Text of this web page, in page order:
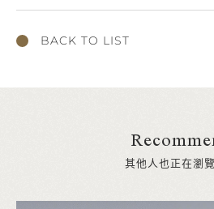
BACK TO LIST
其他人也正在瀏